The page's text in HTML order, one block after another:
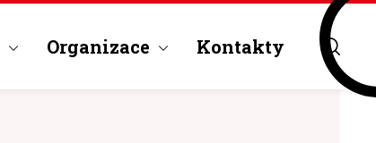
Organizace Kontakty